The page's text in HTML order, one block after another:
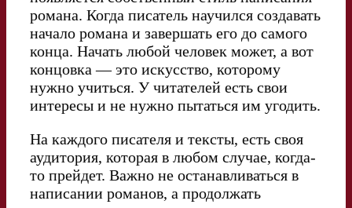
романа. Когда писатель научился создавать
начало романа и завершать его до самого
конца. Начать любой человек может, а вот
концовка — это искусство, которому
нужно учиться. У читателей есть свои
интересы и не нужно пытаться им угодить.
На каждого писателя и тексты, есть своя
аудитория, которая в любом случае, когда-
то прейдет. Важно не останавливаться в
написании романов, а продолжать